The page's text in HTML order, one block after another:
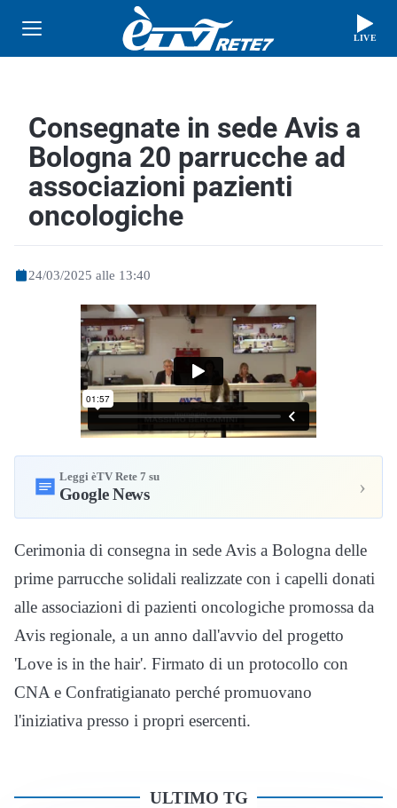
LIVE
Consegnate in sede Avis a
Bologna 20 parrucche ad
associazioni pazienti
oncologiche
24/03/2025 alle 13:40
Leggi èTV Rete 7 su
Google News ›
Cerimonia di consegna in sede Avis a Bologna delle
prime parrucche solidali realizzate con i capelli donati
alle associazioni di pazienti oncologiche promossa da
Avis regionale, a un anno dall'avvio del progetto
'Love is in the hair'. Firmato di un protocollo con
CNA e Confratigianato perché promuovano
l'iniziativa presso i propri esercenti.
ULTIMO TG